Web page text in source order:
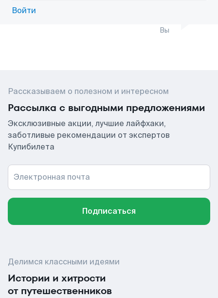
Войти
Вы
Рассказываем о полезном и интересном
Рассылка с выгодными предложениями
Эксклюзивные акции, лучшие лайфхаки,
заботливые рекомендации от экспертов
Купибилета
Электронная почта
Подписаться
Делимся классными идеями
Истории и хитрости
от путешественников